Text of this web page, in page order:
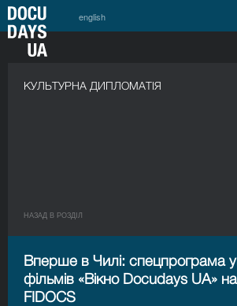
english
КУЛЬТУРНА ДИПЛОМАТІЯ
НАЗАД В РОЗДIЛ
Вперше в Чилі: спецпрограма
фільмів «Вікно Docudays UA»
FIDOCS